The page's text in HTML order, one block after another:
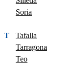
Soria
T
Tafalla
Tarragona
Teo